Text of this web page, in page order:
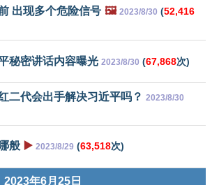
出现多个危险信号 🖼️ 2023/8/30 (52,416
秘密讲话内容曝光 2023/8/30 (67,868次)
二代会出手解决习近平吗？ 2023/8/30
般 ▶️ 2023/8/29 (63,518次)
2023年6月25日